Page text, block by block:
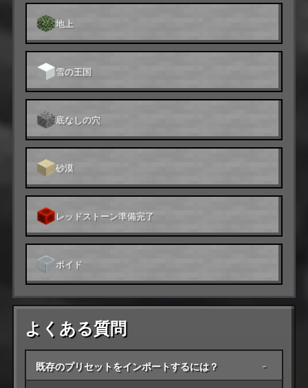
地上
雪の王国
底なしの穴
砂漠
レッドストーン準備完了
ボイド
よくある質問
既存のプリセットをインポートするには？ -